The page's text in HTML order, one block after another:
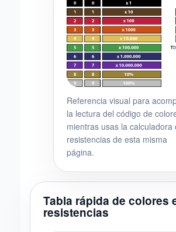
Referencia visual para
la lectura del código de
mientras usas la calculadora
resistencias de esta misma
página.
Tabla rápida de colores
resistencias